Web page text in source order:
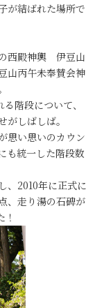
が結ばれた場所で
西殿神輿 伊豆山
丙午未奉賛会神
階段について、
がしばしば。
思い思いのカウン
も統一した階段数
、2010年に正式に
、走り湯の石碑が